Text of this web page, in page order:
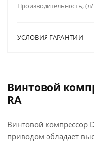
Производительность,
УСЛОВИЯ ГАРАНТИИ
Винтовой
RA
Винтовой компрессор
приводом обладает